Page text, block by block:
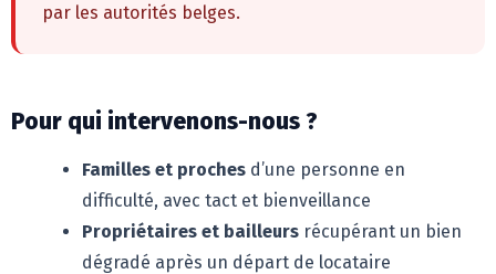
par les autorités belges.
Pour qui intervenons-nous ?
Familles et proches d’une personne en
difficulté, avec tact et bienveillance
Propriétaires et bailleurs récupérant un bien
dégradé après un départ de locataire